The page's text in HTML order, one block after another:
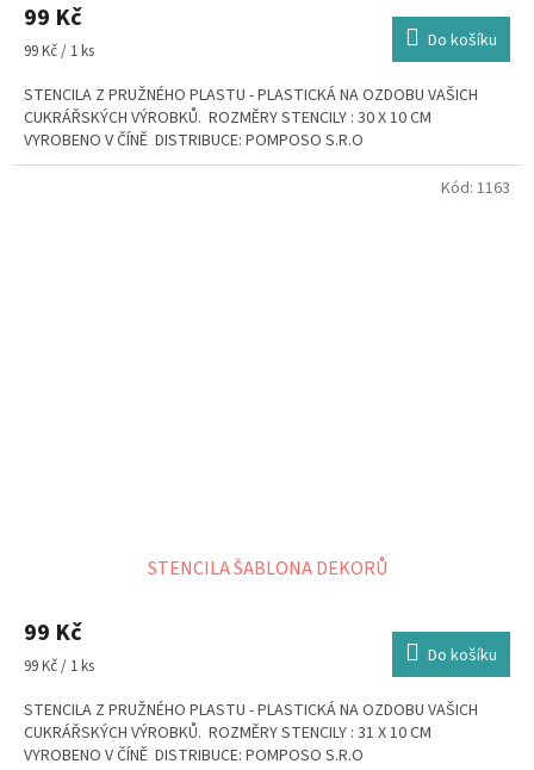
99 Kč
Měrná
99 Kč / 1 ks Do košíku
STENCILA Z PRUŽNÉHO PLASTU - PLASTICKÁ NA OZDOBU VAŠICH
CUKRÁŘSKÝCH VÝROBKŮ. ROZMĚRY STENCILY : 30 X 10 CM
VYROBENO V ČÍNĚ DISTRIBUCE: POMPOSO S.R.O
STENCILA ŠABLONA DEKORŮ
99 Kč
Měrná
99 Kč / 1 ks Do košíku
STENCILA Z PRUŽNÉHO PLASTU - PLASTICKÁ NA OZDOBU VAŠICH
CUKRÁŘSKÝCH VÝROBKŮ. ROZMĚRY STENCILY : 31 X 10 CM
VYROBENO V ČÍNĚ DISTRIBUCE: POMPOSO S.R.O
Kód: 1163